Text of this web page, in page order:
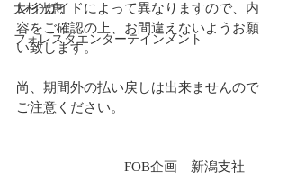
大杉光恵
フォレスタエンターテインメント
レイガイドによって異なりますので、内
容をご確認の上、お間違えないようお願
い致します。
尚、期間外の払い戻しは出来ませんので
ご注意ください。
FOB企画　新潟支社